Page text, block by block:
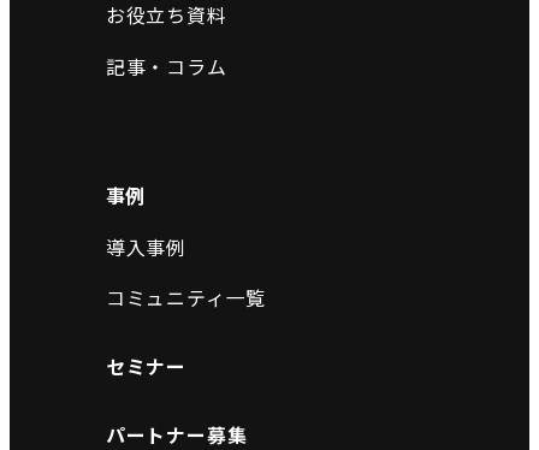
お役立ち資料
記事・コラム
事例
導入事例
コミュニティ一覧
セミナー
パートナー募集